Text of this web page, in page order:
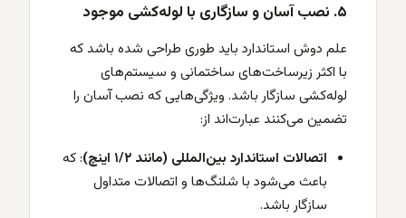
۵. نصب آسان و سازگاری با لوله‌کشی موجود
علم دوش استاندارد باید طوری طراحی شده باشد که
با اکثر زیرساخت‌های ساختمانی و سیستم‌های
لوله‌کشی سازگار باشد. ویژگی‌هایی که نصب آسان را
تضمین می‌کنند عبارت‌اند از:
اتصالات استاندارد بین‌المللی (مانند ۱/۲ اینچ)
: که
باعث می‌شود با شلنگ‌ها و اتصالات متداول
سازگار باشد.